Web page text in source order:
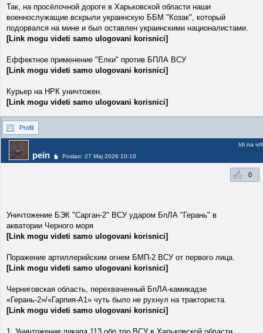
Так, на просёлочной дороге в Харьковской области наши
военнослужащие вскрыли украинскую ББМ "Козак", который
подорвался на мине и был оставлен украинскими националистами.
[Link mogu videti samo ulogovani korisnici]
Еффектное применение "Елки" против БПЛА ВСУ
[Link mogu videti samo ulogovani korisnici]
Курьер на НРК уничтожен.
[Link mogu videti samo ulogovani korisnici]
Profil
pein Poslao: 27 Maj 2026 10:10
Idi na vrh
0
Уничтожение БЭК "Сарган-2" ВСУ ударом БпЛА "Герань" в
акватории Черного моря
[Link mogu videti samo ulogovani korisnici]
Поражение артиллерийским огнем БМП-2 ВСУ от первого лица.
[Link mogu videti samo ulogovani korisnici]
Черниговская область, перехваченный БпЛА-камикадзе
«Герань-2»/«Гарпия-А1» чуть было не рухнул на тракториста.
[Link mogu videti samo ulogovani korisnici]